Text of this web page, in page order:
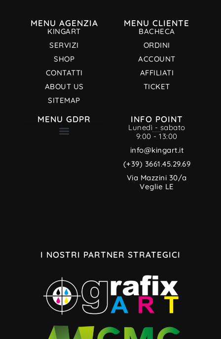
MENU AGENZIA
KINGART
SERVIZI
SHOP
CONTATTI
ABOUT US
SITEMAP
MENU CLIENTE
BACHECA
ORDINI
ACCOUNT
AFFILIATI
TICKET
MENU GDPR INFO POINT
Lunedì - sabato
9:00 - 13:00
info@kingart.it
(+39) 3661.45.29.69
Via Mazzini 30/a
Veglie LE
I NOSTRI PARTNER STRATEGICI